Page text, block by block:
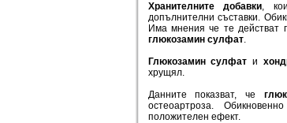
Хранителните добавки,
допълнителни съставки.
Има мнения че те действат
глюкозамин сулфат.
Глюкозамин сулфат и
хрущял.
Данните показват, че
остеоартроза.
положителен ефект.